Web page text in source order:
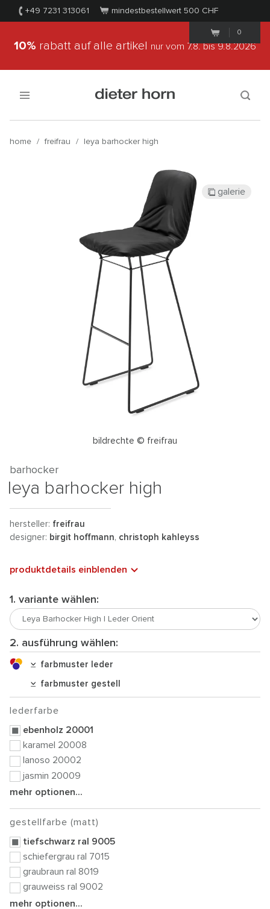
+49 7231 313061 mindestbestellwert 500 CHF
0
10% rabatt auf alle artikel nur vom 7.8.bis 9.8.2026
home / freifrau / leya barhocker high
bildrechte © freifrau
galerie
barhocker
leya barhocker high
hersteller: freifrau
designer: birgit hoffmann, christoph kahleyss
produktdetails einblenden
1. variante wählen:
2. ausführung wählen:
farbmuster leder
farbmuster gestell
lederfarbe
ebenholz 20001
karamel 20008
lanoso 20002
jasmin 20009
mehr optionen...
gestellfarbe (matt)
tiefschwarz ral 9005
schiefergrau ral 7015
graubraun ral 8019
grauweiss ral 9002
mehr optionen...